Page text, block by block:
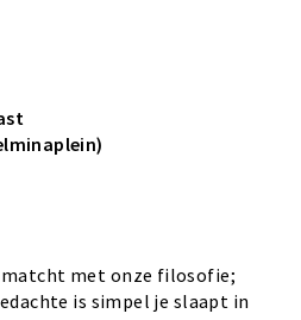
met onze filosofie;
is simpel je slaapt in